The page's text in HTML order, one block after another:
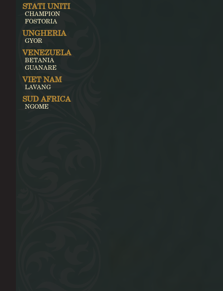
STATI UNITI
CHAMPION
FOSTORIA
UNGHERIA
GYOR
VENEZUELA
BETANIA
GUANARE
VIET NAM
LAVANG
SUD AFRICA
NGOME